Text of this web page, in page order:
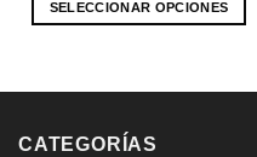
desde
SELECCIONAR OPCIONES
variantes.
CATEGORÍAS